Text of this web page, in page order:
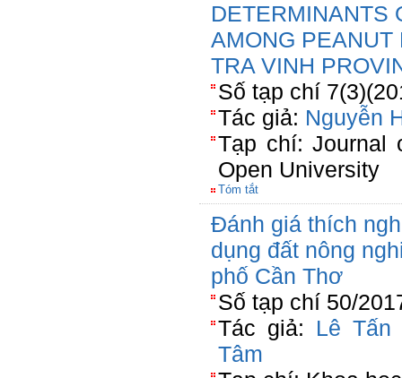
DETERMINANTS
AMONG PEANUT
TRA VINH
Số tạp chí
Tác giả: Nguyễn
Tạp chí: Journal
Open University
Tóm tắt
Đánh giá thích
dụng đất nông
phố Cần Thơ
Số tạp chí 50/
Tác giả: Lê Tấn
Tâm